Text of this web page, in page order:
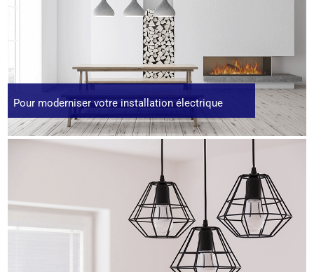
Pour moderniser votre installation électrique